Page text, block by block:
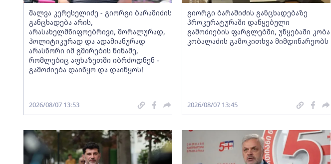
შალვა კერესელიძე - გიორგი ბარამიძის
განცხადება არის,
არასახელმწიფოებრივი, მორალურად,
პოლიტიკურად და ადამიანურად
არასწორი იმ გმირების წინაშე,
რომლებიც აფხაზეთში იბრძოდნენ -
გამოძიება დაიწყო და დაიწყოს!
2026/08/07 13:53
გიორგი ბარამიძის განცხადებაზე
პროკურატურაში დაწყებული
გამოძიების ფარგლებში, უწყებაში კობა
კობალაძის გამოკითხვა მიმდინარეობს
2026/08/07 13:45